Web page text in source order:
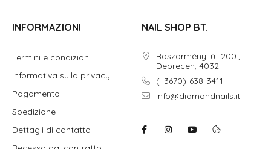
INFORMAZIONI
Termini e condizioni
Informativa sulla privacy
Pagamento
Spedizione
Dettagli di contatto
NAIL SHOP BT.
Böszörményi út 200.,
Debrecen, 4032
(+3670)-638-3411
info@diamondnails.it